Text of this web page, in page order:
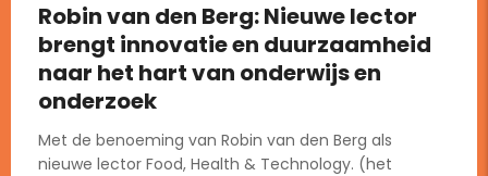
Robin van den Berg: Nieuwe lector
brengt innovatie en duurzaamheid
naar het hart van onderwijs en
onderzoek
Met de benoeming van Robin van den Berg als
nieuwe lector Food, Health & Technology. (het